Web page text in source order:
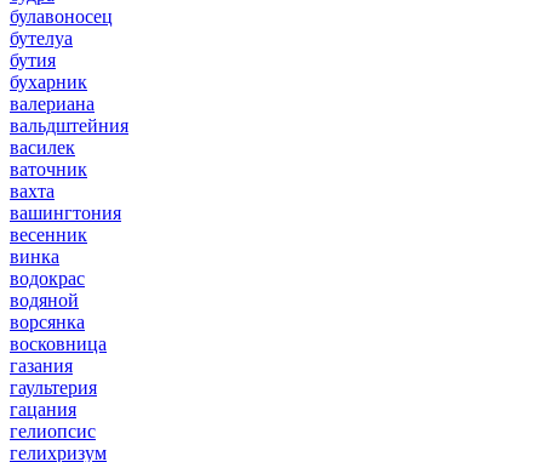
булавоносец
бутелуа
бутия
бухарник
валериана
вальдштейния
василек
ваточник
вахта
вашингтония
весенник
винка
водокрас
водяной
ворсянка
восковница
газания
гаультерия
гацания
гелиопсис
гелихризум